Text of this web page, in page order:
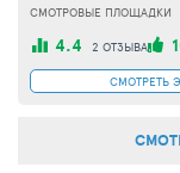
СМОТРОВЫЕ ПЛОЩАДКИ
4.4 2 ОТЗЫВА
СМОТРЕТЬ